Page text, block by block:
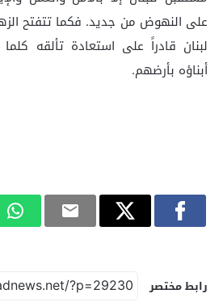
على النهوض من جديد. فكما تتفتح
لبنان قادراً على استعادة تألقه
أبناؤه بأرضهم.
رابط مختصر